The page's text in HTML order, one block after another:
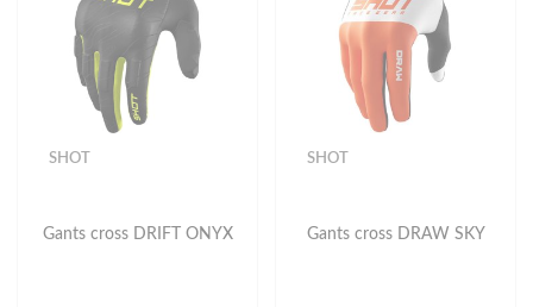
SHOT
Gants cross DRIFT ONYX
SHOT
Gants cross DRAW SKY